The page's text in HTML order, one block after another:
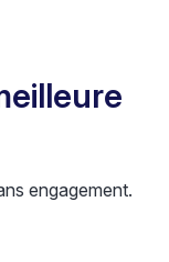
engagement.